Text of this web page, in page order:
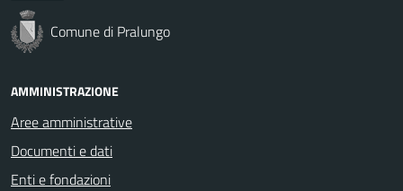
Comune di Pralungo
AMMINISTRAZIONE
Aree amministrative
Documenti e dati
Enti e fondazioni